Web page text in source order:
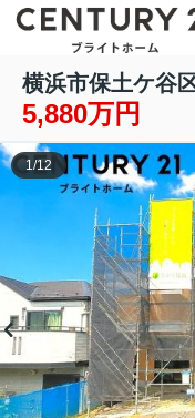
横浜市保土ケ谷
5,880万円
1/12